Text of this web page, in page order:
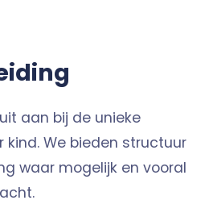
aan bij de unieke
We bieden structuur
waar mogelijk en vooral